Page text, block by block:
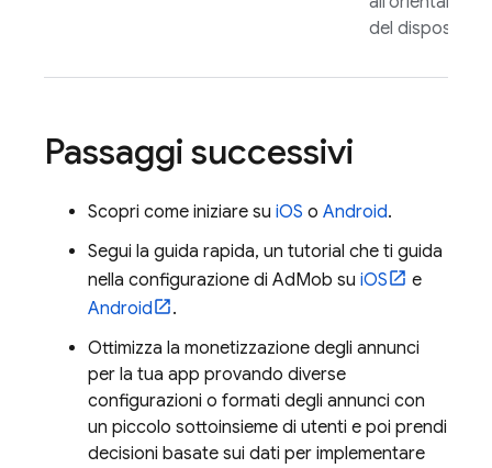
del dispositivo.
Passaggi successivi
Scopri come iniziare su iOS o Android.
Segui la guida rapida, un tutorial che ti guida
nella configurazione di AdMob su iOS
e
Android
.
Ottimizza la monetizzazione degli annunci
per la tua app provando diverse
configurazioni o formati degli annunci con
un piccolo sottoinsieme di utenti e poi prendi
decisioni basate sui dati per implementare